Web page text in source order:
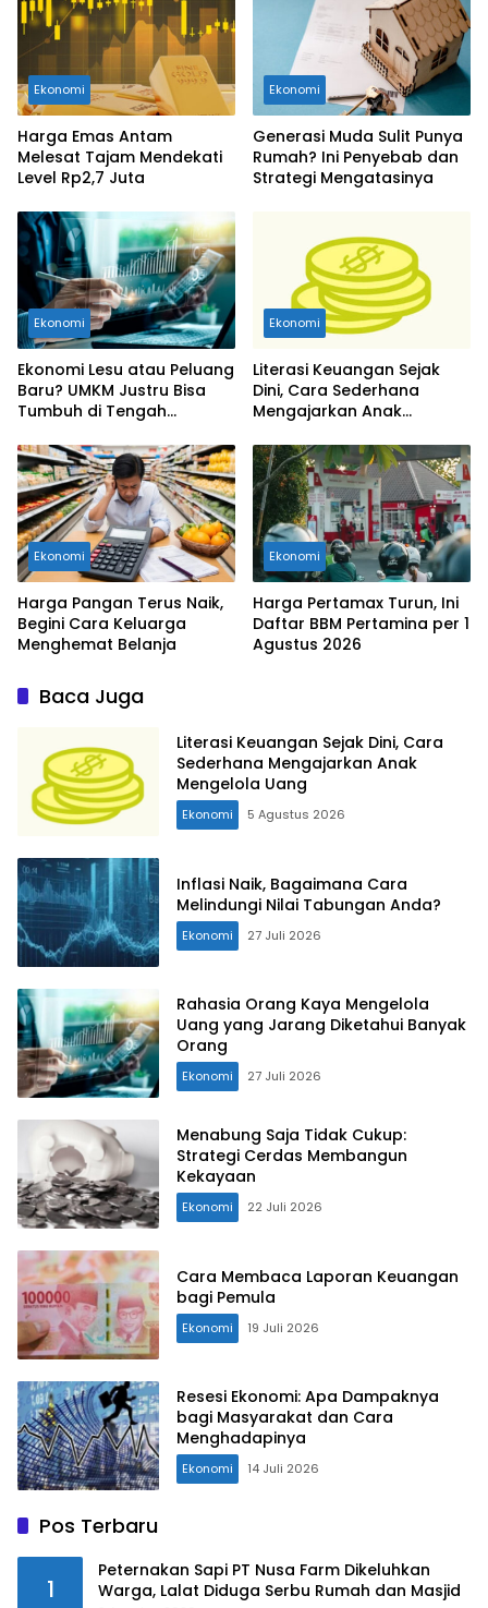
Ekonomi
Harga Emas Antam
Melesat Tajam Mendekati
Level Rp2,7 Juta
Ekonomi
Generasi Muda Sulit Punya
Rumah? Ini Penyebab dan
Strategi Mengatasinya
Ekonomi
Ekonomi Lesu atau Peluang
Baru? UMKM Justru Bisa
Tumbuh di Tengah
Ekonomi
Literasi Keuangan Sejak
Dini, Cara Sederhana
Mengajarkan Anak
Ekonomi
Harga Pangan Terus Naik,
Begini Cara Keluarga
Menghemat Belanja
Ekonomi
Harga Pertamax Turun, Ini
Daftar BBM Pertamina per 1
Agustus 2026
Baca Juga
Literasi Keuangan Sejak Dini, Cara
Sederhana Mengajarkan Anak
Mengelola Uang
Ekonomi 5 Agustus 2026
Inflasi Naik, Bagaimana Cara
Melindungi Nilai Tabungan Anda?
Ekonomi 27 Juli 2026
Rahasia Orang Kaya Mengelola
Uang yang Jarang Diketahui Banyak
Orang
Ekonomi 27 Juli 2026
Menabung Saja Tidak Cukup:
Strategi Cerdas Membangun
Kekayaan
Ekonomi 22 Juli 2026
Cara Membaca Laporan Keuangan
bagi Pemula
Ekonomi 19 Juli 2026
Resesi Ekonomi: Apa Dampaknya
bagi Masyarakat dan Cara
Menghadapinya
Ekonomi 14 Juli 2026
Pos Terbaru
1
Peternakan Sapi PT Nusa Farm Dikeluhkan
Warga, Lalat Diduga Serbu Rumah dan Masjid